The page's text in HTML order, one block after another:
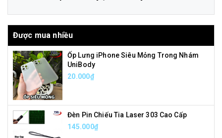
Được mua nhiều
Ốp Lưng iPhone Siêu Mỏng Trong Nhám
UniBody
20.000₫
Đèn Pin Chiếu Tia Laser 303 Cao Cấp
145.000₫